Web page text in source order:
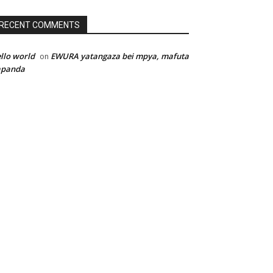
COMMENTS
world on EWURA yatangaza bei mpya, mafuta